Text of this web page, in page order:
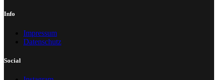
Info
Impressum
Datenschutz
Social